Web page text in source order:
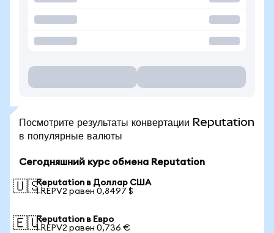
Посмотрите результаты конвертации Reputation
в популярные валюты
Сегодняшний курс обмена Reputation
🇺🇸Reputation в Доллар США
1 REPV2 равен 0,8497 $
🇪🇺Reputation в Евро
1 REPV2 равен 0,736 €